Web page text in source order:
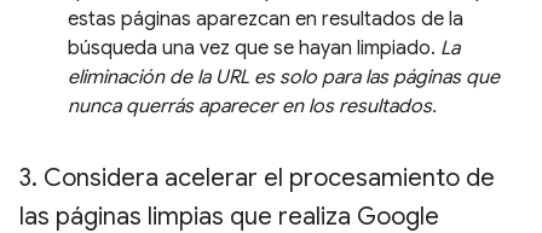
estas páginas aparezcan en resultados de la
búsqueda una vez que se hayan limpiado. La
eliminación de la URL es solo para las páginas que
nunca querrás aparecer en los resultados.
3. Considera acelerar el procesamiento de
las páginas limpias que realiza Google